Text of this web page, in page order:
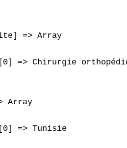
=> Array
=> Chirurgie
Array
=> Tunisie